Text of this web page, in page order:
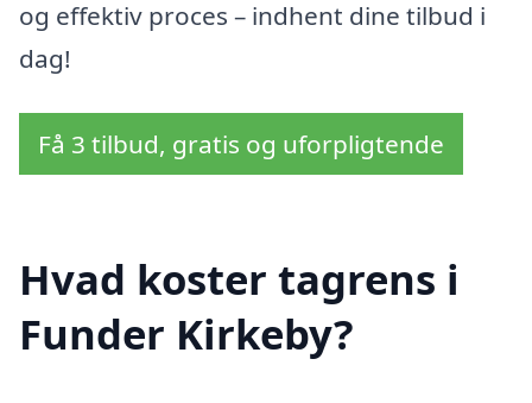
og effektiv proces – indhent dine tilbud i
dag!
Få 3 tilbud, gratis og uforpligtende
Hvad koster tagrens i
Funder Kirkeby?